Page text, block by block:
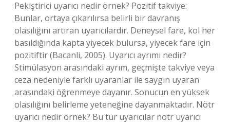
Pekiştirici uyarıcı nedir örnek? Pozitif takviye:
Bunlar, ortaya çıkarılırsa belirli bir davranış
olasılığını artıran uyarıcılardır. Deneysel fare, kol her
basıldığında kapta yiyecek bulursa, yiyecek fare için
pozitiftir (Bacanli, 2005). Uyarıcı ayrımı nedir?
Stimülasyon arasındaki ayrım, geçmişte takviye veya
ceza nedeniyle farklı uyaranlar ile saygın uyaran
arasındaki öğrenmeye dayanır. Sonucun en yüksek
olasılığını belirleme yeteneğine dayanmaktadır. Nötr
uyarıcı nedir örnek? Bu tür uyarıcılar nötr uyarıcı